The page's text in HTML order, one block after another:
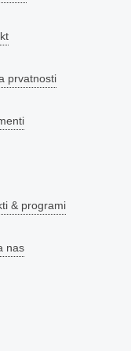
prvatnosti
& programi
nas